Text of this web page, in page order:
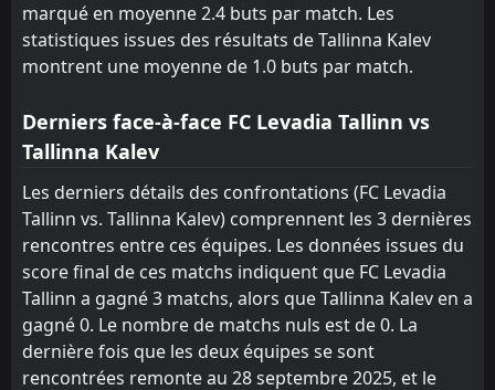
marqué en moyenne 2.4 buts par match. Les
statistiques issues des résultats de Tallinna Kalev
montrent une moyenne de 1.0 buts par match.
Derniers face-à-face FC Levadia Tallinn vs
Tallinna Kalev
Les derniers détails des confrontations (FC Levadia
Tallinn vs. Tallinna Kalev) comprennent les 3 dernières
rencontres entre ces équipes. Les données issues du
score final de ces matchs indiquent que FC Levadia
Tallinn a gagné 3 matchs, alors que Tallinna Kalev en a
gagné 0. Le nombre de matchs nuls est de 0. La
dernière fois que les deux équipes se sont
rencontrées remonte au 28 septembre 2025, et le